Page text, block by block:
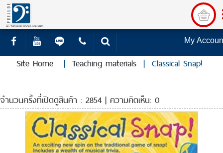
My
Site Home | Teaching materials | Classical Snap!
จำนวนครั้งที่เปิดดูสินค้า : 2854 | ความคิดเห็น: 0